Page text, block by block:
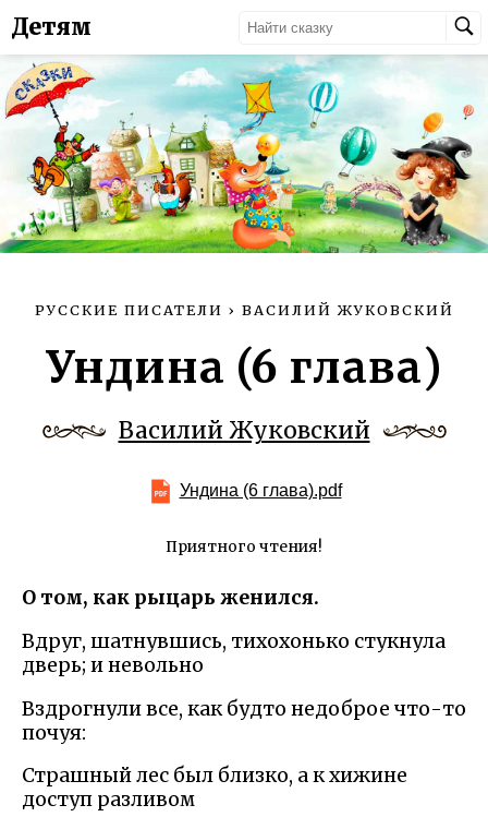
Детям
РУССКИЕ ПИСАТЕЛИ › ВАСИЛИЙ ЖУКОВСКИЙ
Ундина (6 глава)
Василий Жуковский
Ундина (6 глава).pdf
Приятного чтения!
О том, как рыцарь женился.
Вдруг, шатнувшись, тихохонько стукнула
дверь; и невольно
Вздрогнули все, как будто недоброе что-то
почуя:
Страшный лес был близко, а к хижине
доступ разливом